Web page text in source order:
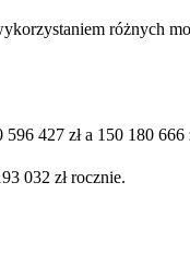
różnych
427 zł a 150 180 666
032 zł rocznie.